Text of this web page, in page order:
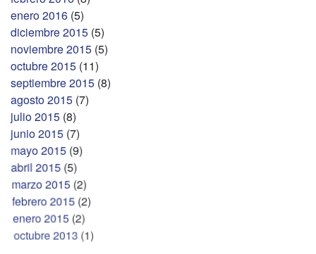
enero 2016 (5)
diciembre 2015 (5)
noviembre 2015 (5)
octubre 2015 (11)
septiembre 2015 (8)
agosto 2015 (7)
julio 2015 (8)
junio 2015 (7)
mayo 2015 (9)
abril 2015 (5)
marzo 2015(2)
febrero 2015(2)
enero 2015(2)
octubre 2013(1)